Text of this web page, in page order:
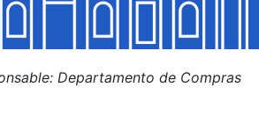
Departamento de Compras